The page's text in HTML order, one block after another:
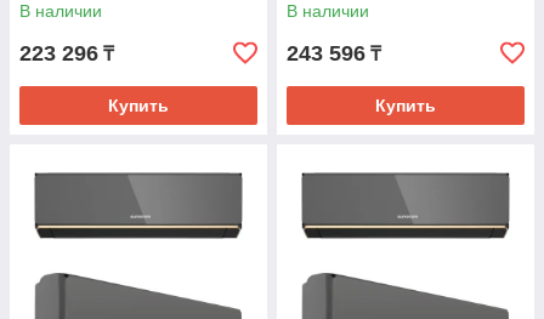
В наличии
223 296 ₸
Купить
В наличии
243 596 ₸
Купить